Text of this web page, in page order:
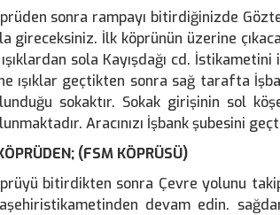
sonra rampayı bitirdiğinizde
gireceksiniz. İlk köprünün üzerine
sola Kayışdağı cd.
ışıklar geçtikten sonra sağ tarafta
sokaktır. Sokak girişinin sol
Aracınızı İşbank şubesini
(FSM KÖPRÜSÜ)
bitirdikten sonra Çevre yolunu
devam edin.